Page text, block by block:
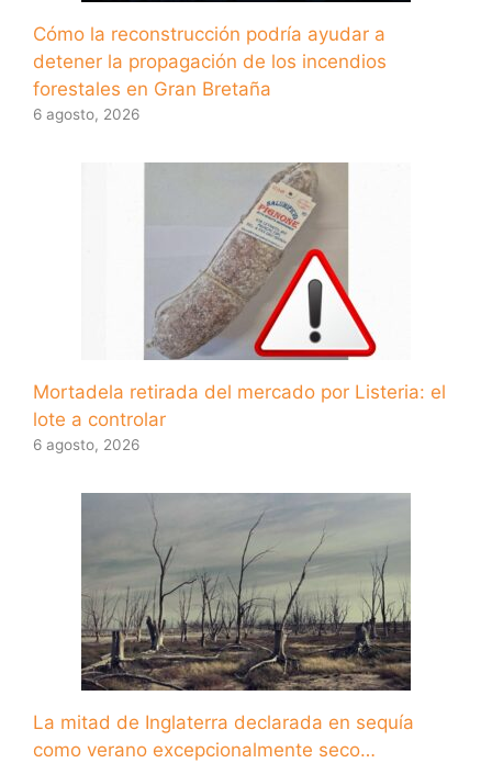
Cómo la reconstrucción podría ayudar a
detener la propagación de los incendios
forestales en Gran Bretaña
6 agosto, 2026
Mortadela retirada del mercado por Listeria: el
lote a controlar
6 agosto, 2026
La mitad de Inglaterra declarada en sequía
como verano excepcionalmente seco…